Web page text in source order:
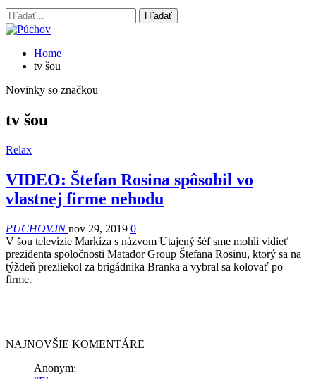
Home
tv šou
Novinky so značkou
tv šou
Relax
VIDEO: Štefan Rosina spôsobil vo
vlastnej firme nehodu
PUCHOV.INnov 29, 2019 0
V šou televízie Markíza s názvom Utajený šéf sme mohli vidieť
prezidenta spoločnosti Matador Group Štefana Rosinu, ktorý sa na
týždeň prezliekol za brigádnika Branka a vybral sa kolovať po
firme.
NAJNOVŠIE KOMENTÁRE
Anonym: